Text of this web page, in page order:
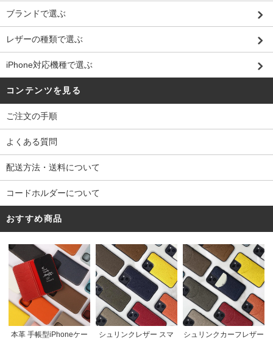
ブランドで選ぶ
レザーの種類で選ぶ
iPhone対応機種で選ぶ
コンテンツを見る
ご注文の手順
よくある質問
配送方法・送料について
コードホルダーについて
おすすめ商品
本革 手帳型iPhoneケー
シュリンクレザー スマ
シュリンクカーフレザー